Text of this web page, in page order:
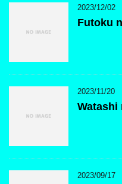
2023/12/02
Futoku
2023/11/20
Watashi
2023/09/17